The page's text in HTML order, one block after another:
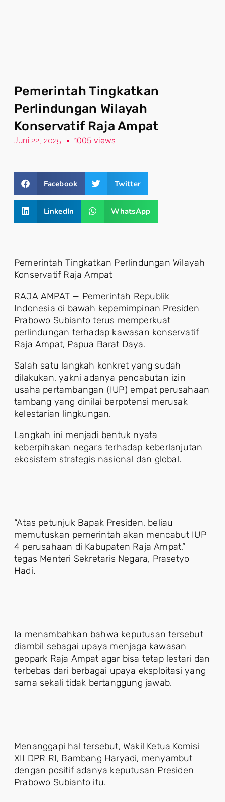
Pemerintah Tingkatkan
Perlindungan Wilayah
Konservatif Raja Ampat
Juni 22, 2025 1005 views
Facebook Twitter
LinkedIn WhatsApp
Pemerintah Tingkatkan Perlindungan Wilayah
Konservatif Raja Ampat
RAJA AMPAT — Pemerintah Republik
Indonesia di bawah kepemimpinan Presiden
Prabowo Subianto terus memperkuat
perlindungan terhadap kawasan konservatif
Raja Ampat, Papua Barat Daya.
Salah satu langkah konkret yang sudah
dilakukan, yakni adanya pencabutan izin
usaha pertambangan (IUP) empat perusahaan
tambang yang dinilai berpotensi merusak
kelestarian lingkungan.
Langkah ini menjadi bentuk nyata
keberpihakan negara terhadap keberlanjutan
ekosistem strategis nasional dan global.
“Atas petunjuk Bapak Presiden, beliau
memutuskan pemerintah akan mencabut IUP
4 perusahaan di Kabupaten Raja Ampat,”
tegas Menteri Sekretaris Negara, Prasetyo
Hadi.
Ia menambahkan bahwa keputusan tersebut
diambil sebagai upaya menjaga kawasan
geopark Raja Ampat agar bisa tetap lestari dan
terbebas dari berbagai upaya eksploitasi yang
sama sekali tidak bertanggung jawab.
Menanggapi hal tersebut, Wakil Ketua Komisi
XII DPR RI, Bambang Haryadi, menyambut
dengan positif adanya keputusan Presiden
Prabowo Subianto itu.